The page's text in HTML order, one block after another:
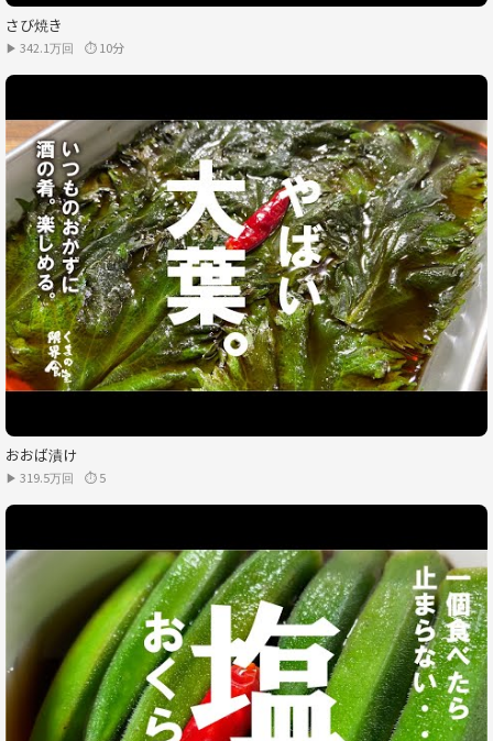
さび焼き
▶ 342.1万回 ⏱ 10分
おおば漬け
▶ 319.5万回 ⏱ 5